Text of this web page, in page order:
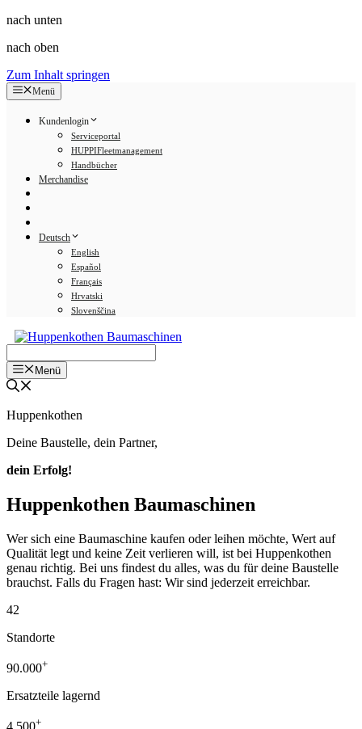
nach unten
nach oben
Zum Inhalt springen
Menü
Kundenlogin
Serviceportal
HUPPIFleetmanagement
Handbücher
Merchandise
Deutsch
English
Español
Français
Hrvatski
Slovenščina
Menü
Huppenkothen
Deine Baustelle, dein Partner,
dein Erfolg!
Huppenkothen Baumaschinen
Wer sich eine Baumaschine kaufen oder leihen möchte, Wert auf
Qualität legt und keine Zeit verlieren will, ist bei Huppenkothen
genau richtig. Bei uns findest du alles, was du für deine Baustelle
brauchst. Falls du Fragen hast: Wir sind jederzeit erreichbar.
42
Standorte
90.000+
Ersatzteile lagernd
+